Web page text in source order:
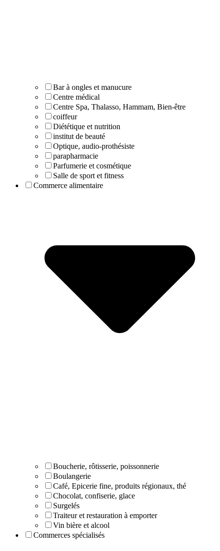
Bar à ongles et manucure
Centre médical
Centre Spa, Thalasso, Hammam, Bien-être
coiffeur
Diététique et nutrition
institut de beauté
Optique, audio-prothésiste
parapharmacie
Parfumerie et cosmétique
Salle de sport et fitness
Commerce alimentaire
Boucherie, rôtisserie, poissonnerie
Boulangerie
Café, Epicerie fine, produits régionaux, thé
Chocolat, confiserie, glace
Surgelés
Traiteur et restauration à emporter
Vin bière et alcool
Commerces spécialisés